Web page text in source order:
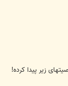
زیر پیدا کرده!